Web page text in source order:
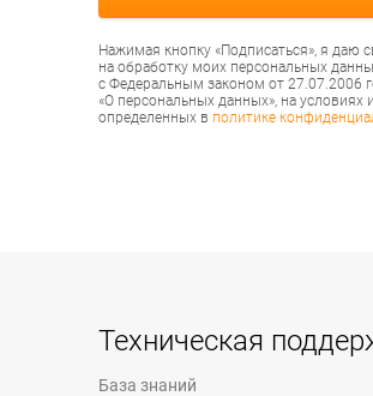
Нажимая кнопку «Подписаться», я даю
на обработку моих персональных
с Федеральным законом от 27.07.2006
«О персональных данных», на условиях
определенных в политике
Техническая
База знаний